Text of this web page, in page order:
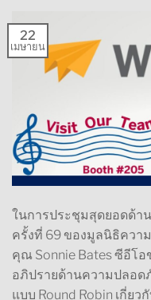
22
เมษายน
ในการประชุมสุดยอดด้า
ครั้งที่ 69 ของมูลนิธิควา
คุณ Sonnie Bates ซีอีโอ
อภิปรายด้านความปลอด
แบบ Round Robin เกี่ย